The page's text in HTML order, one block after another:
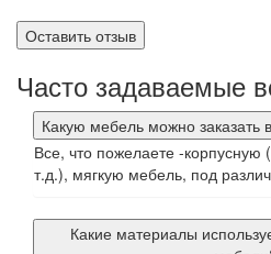
Оставить отзыв
Часто задаваемые
Какую мебель можно заказать
Все, что пожелаете -корпусную
т.д.), мягкую мебель, под
Какие материалы